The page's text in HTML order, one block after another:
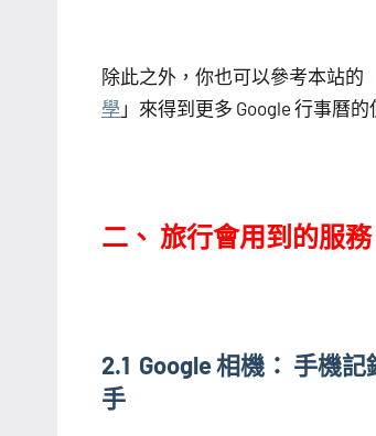
除此之外，你也可以參考本站的
學 」來得到更多 Google 行事曆的
二、 旅行會用到的服務
2.1 Google 相機： 手機
手